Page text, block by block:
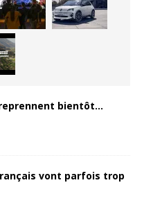
bientôt…
vont parfois trop